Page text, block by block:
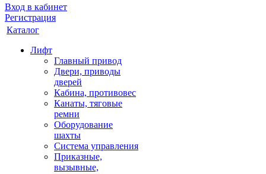
Вход в кабинет
Регистрация
Каталог
Лифт
Главный привод
Двери, приводы
дверей
Кабина, противовес
Канаты, тяговые
ремни
Оборудование
шахты
Система управления
Приказные,
вызывные,